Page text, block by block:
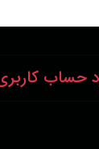
حساب